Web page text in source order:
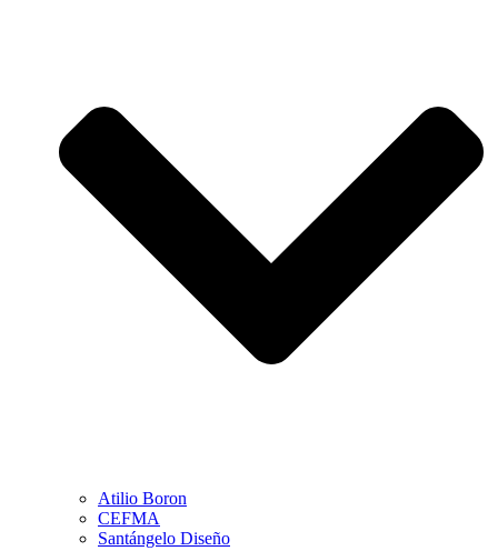
Atilio Boron
CEFMA
Santángelo Diseño